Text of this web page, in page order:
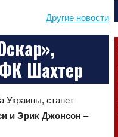
Другие новости
Шахтер
Украины, станет
и Эрик Джонсон –